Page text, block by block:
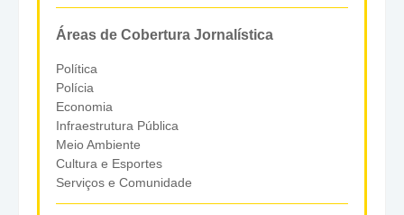
Áreas de Cobertura Jornalística
Política
Polícia
Economia
Infraestrutura Pública
Meio Ambiente
Cultura e Esportes
Serviços e Comunidade